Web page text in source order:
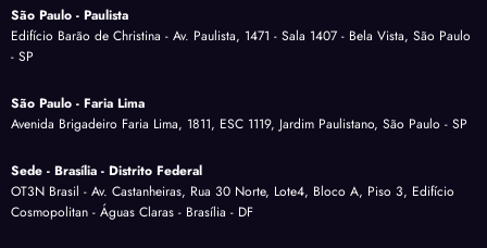
São Paulo - Paulista
Edifício Barão de Christina - Av. Paulista, 1471 - Sala 1407 - Bela Vista, São Paulo
- SP
São Paulo - Faria Lima
Avenida Brigadeiro Faria Lima, 1811, ESC 1119, Jardim Paulistano, São Paulo - SP
Sede - Brasília - Distrito Federal
OT3N Brasil - Av. Castanheiras, Rua 30 Norte, Lote4, Bloco A, Piso 3, Edifício
Cosmopolitan - Águas Claras - Brasília - DF